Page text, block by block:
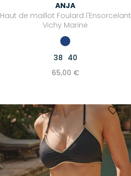
ANJA
Haut de maillot Foulard l'Ensorcelant
Vichy Marine
38 40
65,00 €